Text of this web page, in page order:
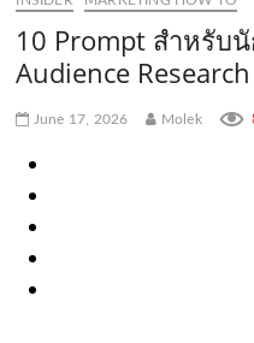
o
e
.
e
r
a
.
c
10 Prompt สำหรับ
Audience Research
June 17, 2026 Molek